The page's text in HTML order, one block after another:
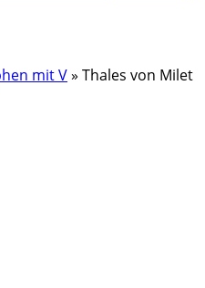
mit V» Thales von Milet